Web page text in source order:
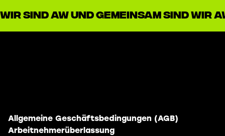
wir sind AW und gemeinsam sind wir
Allgemeine Geschäftsbedingungen (AGB)
Arbeitnehmerüberlassung